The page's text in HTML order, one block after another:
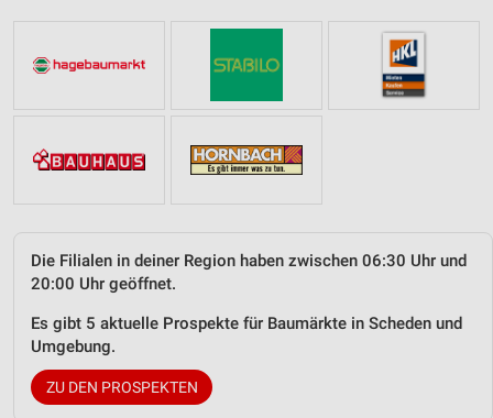
Die Filialen in deiner Region haben zwischen 06:30 Uhr und
20:00 Uhr geöffnet.
Es gibt 5 aktuelle Prospekte für Baumärkte in Scheden und
Umgebung.
ZU DEN PROSPEKTEN